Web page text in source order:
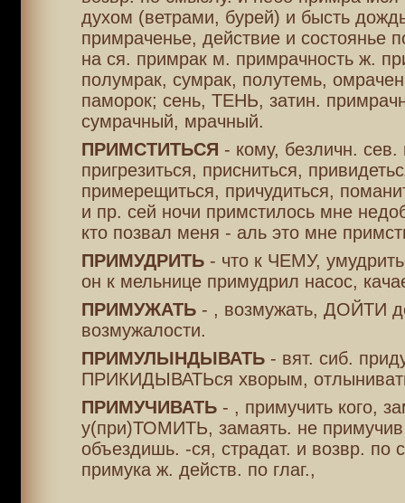
духом (ветрами, бурей) и бысть
примраченье, действие и состоянье
на ся. примрак м. примрачность ж.
полумрак, сумрак, полутемь,
паморок; сень, ТЕНЬ, затин.
сумрачный, мрачный.
ПРИМСТИТЬСЯ - кому, безличн. сев.
пригрезиться, присниться,
примерещиться, причудиться,
и пр. сей ночи примстилось мне
кто позвал меня - аль это мне
ПРИМУДРИТЬ- что к ЧЕМУ,
он к мельнице примудрил насос,
ПРИМУЖАТЬ- , возмужать, ДОЙТИ
возмужалости.
ПРИМУЛЫНДЫВАТЬ- вят. сиб.
ПРИКИДЫВАТЬся хворым,
ПРИМУЧИВАТЬ- , примучить кого,
у(при)ТОМИТЬ, замаять. не примучив
объездишь. -ся, страдат. и возвр. по
примука ж. действ. по глаг.,